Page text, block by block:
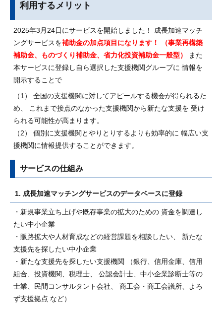
利用するメリット
2025年3月24日にサービスを開始しました！ 成長加速マッチ
ングサービスを補助金の加点項目になります！ （事業再構築
補助金、ものづくり補助金、省力化投資補助金一般型）
また
本サービスに登録し自ら選択した支援機関グループに 情報を
開示することで
（1） 全国の支援機関に対してアピールする機会が得られるた
め、 これまで接点のなかった支援機関から新たな支援を 受け
られる可能性が高まります。
（2） 個別に支援機関とやりとりするよりも効率的に 幅広い支
援機関に情報提供することができます。
サービスの仕組み
1. 成長加速マッチングサービスのデータベースに登録
・新規事業立ち上げや既存事業の拡大のための 資金を調達し
たい中小企業
・販路拡大や人材育成などの経営課題を相談したい、 新たな
支援先を探したい中小企業
・新たな支援先を探したい支援機関 （銀行、信用金庫、信用
組合、投資機関、税理士、 公認会計士、中小企業診断士等の
士業、民間コンサルタント会社、 商工会・商工会議所、よろ
ず支援拠点 など）